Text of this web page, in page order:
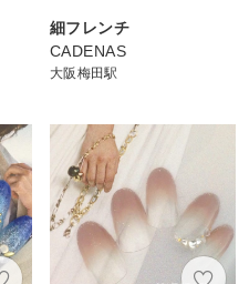
細フレンチ
CADENAS
大阪梅田駅